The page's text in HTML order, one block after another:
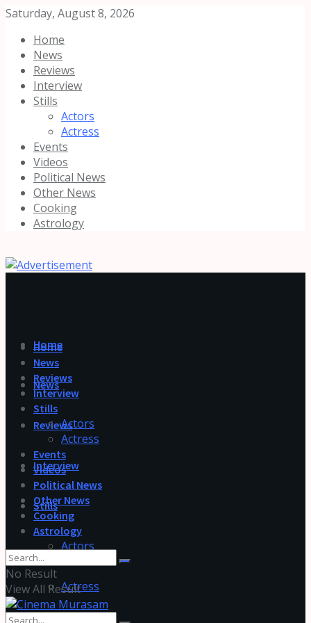
Saturday, August 8, 2026
Home
News
Reviews
Interview
Stills
Actors
Actress
Events
Videos
Political News
Other News
Cooking
Astrology
Home
News
Reviews
Interview
Stills
Actors
Actress
Home
News
Reviews
Interview
Stills
Actors
Actress
Events
Videos
Political News
Other News
Cooking
Astrology
No Result
View All Result